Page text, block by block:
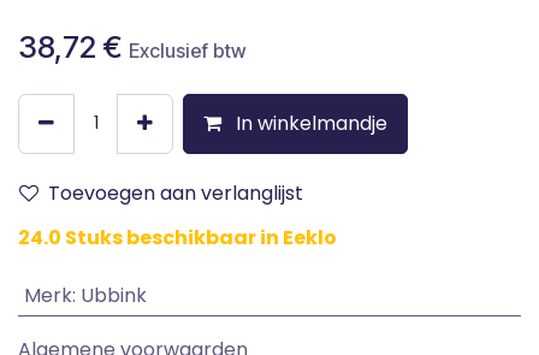
38,72 € Exclusief btw
In winkelmandje
Toevoegen aan verlanglijst
24.0 Stuks beschikbaar in Eeklo
Merk: Ubbink
Algemene voorwaarden